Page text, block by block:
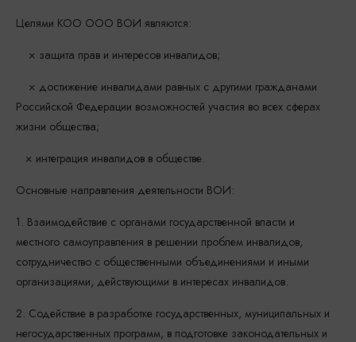
Целями КОО ООО ВОИ являются:
× защита прав и интересов инвалидов;
× достижение инвалидами равных с другими гражданами
Российской Федерации возможностей участия во всех сферах
жизни общества;
× интеграция инвалидов в обществе.
Основные направления деятельности ВОИ:
1. Взаимодействие с органами государственной власти и
местного самоуправления в решении проблем инвалидов,
сотрудничество с общественными объединениями и иными
организациями, действующими в интересах инвалидов.
2. Содействие в разработке государственных, муниципальных и
негосударственных программ, в подготовке законодательных и